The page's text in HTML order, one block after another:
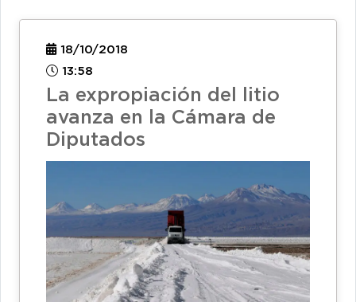
18/10/2018
13:58
La expropiación del litio
avanza en la Cámara de
Diputados